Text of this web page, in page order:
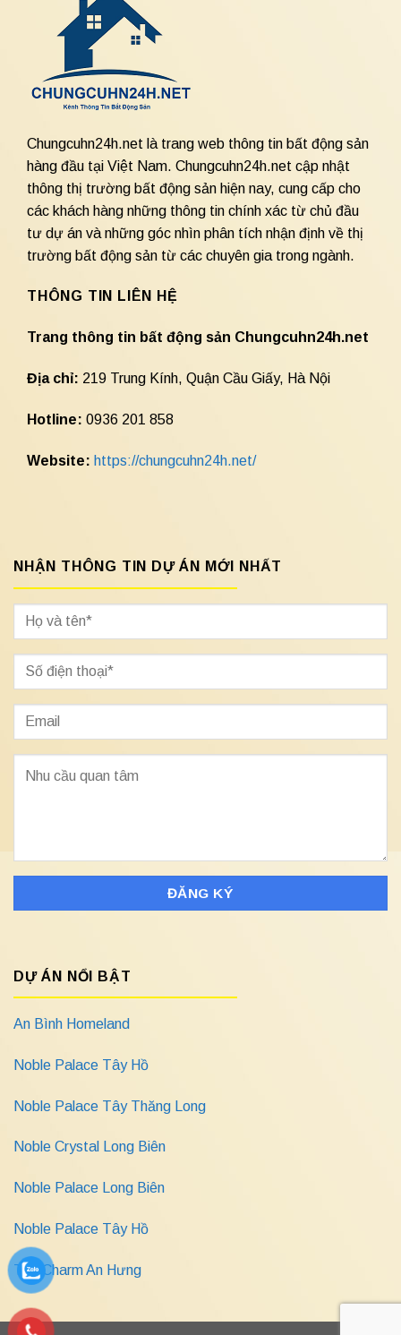
Chungcuhn24h.net là trang web thông tin bất động sản
hàng đầu tại Việt Nam. Chungcuhn24h.net cập nhật
thông thị trường bất động sản hiện nay, cung cấp cho
các khách hàng những thông tin chính xác từ chủ đầu
tư dự án và những góc nhìn phân tích nhận định về thị
trường bất động sản từ các chuyên gia trong ngành.
THÔNG TIN LIÊN HỆ
Trang thông tin bất động sản Chungcuhn24h.net
Địa chỉ: 219 Trung Kính, Quận Cầu Giấy, Hà Nội
Hotline: 0936 201 858
Website: https://chungcuhn24h.net/
NHẬN THÔNG TIN DỰ ÁN MỚI NHẤT
DỰ ÁN NỔI BẬT
An Bình Homeland
Noble Palace Tây Hồ
Noble Palace Tây Thăng Long
Noble Crystal Long Biên
Noble Palace Long Biên
Noble Palace Tây Hồ
The Charm An Hưng